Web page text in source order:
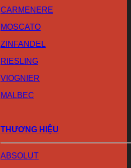
CARMENERE
MOSCATO
ZINFANDEL
RIESLING
VIOGNIER
MALBEC
THƯƠNG HIỆU
ABSOLUT